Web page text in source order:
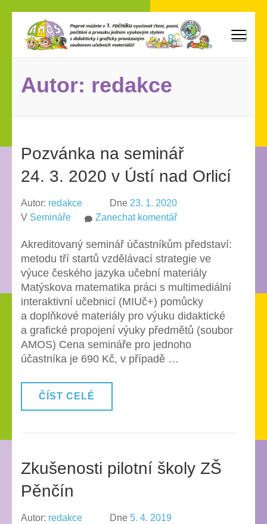
Přeskočit
obsah
Enter)AMOS
provázaným souborem učebních materiálů!
Autor: redakce
Pozvánka na seminář
24. 3. 2020 v Ústí nad Orlicí
Autor: redakce Dne 23. 1. 2020
V Semináře Zanechat komentářna
na
seminář
24. 3. 2020
v Ústí
nad
Orlicí
Akreditovaný seminář účastníkům představí:
metodu tří startů vzdělávací strategie ve
výuce českého jazyka učební materiály
Matýskova matematika práci s multimediální
interaktivní učebnicí (MIUč+) pomůcky
a doplňkové materiály pro výuku didaktické
a grafické propojení výuky předmětů (soubor
AMOS) Cena semináře pro jednoho
účastníka je 690 Kč, v případě …
ČÍST CELÉ
Zkušenosti pilotní školy ZŠ
Pěnčín
Autor: redakce Dne 5. 4. 2019